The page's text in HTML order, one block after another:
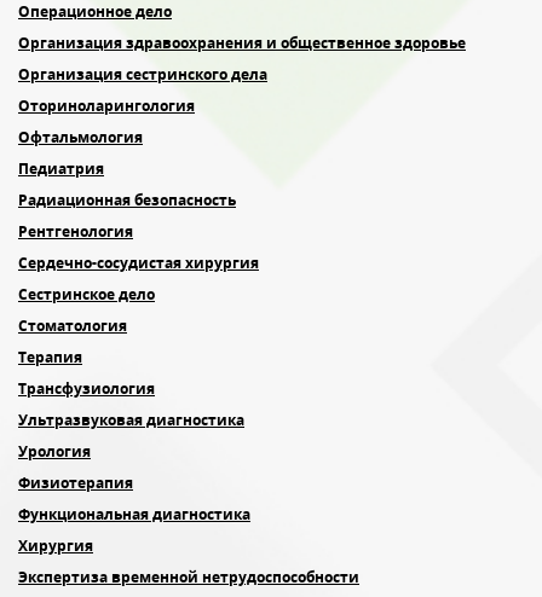
Операционное дело
Организация здравоохранения и общественное здоровье
Организация сестринского дела
Оториноларингология
Офтальмология
Педиатрия
Радиационная безопасность
Рентгенология
Сердечно-сосудистая хирургия
Сестринское дело
Стоматология
Терапия
Трансфузиология
Ультразвуковая диагностика
Урология
Физиотерапия
Функциональная диагностика
Хирургия
Экспертиза временной нетрудоспособности